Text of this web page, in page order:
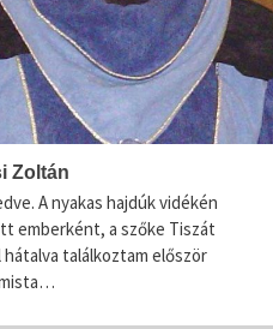
Zoltán
A nyakas hajdúk vidékén
emberként, a szőke Tiszát
hátalva találkoztam először
SZATMÁRI SZILVA Nemcsak
a környező országokban is
készítés. A főzés kezdetérő már
említések. A...